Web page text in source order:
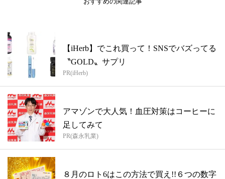
【iHerb】でこれ買って！SNSでバズってる
〝GOLD〟サプリ
PR(iHerb)
アマゾンで大人気！血圧対策はコーヒーに
足してみて
PR(森永乳業)
８月のロト6はこの方法で買え!!６つの数字